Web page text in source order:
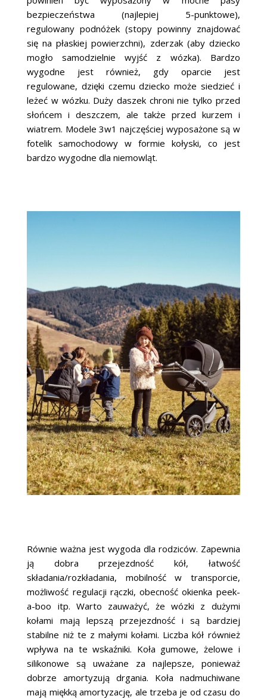
bezpieczeństwa (najlepiej 5-punktowe),
regulowany podnóżek (stopy powinny znajdować
się na płaskiej powierzchni), zderzak (aby dziecko
mogło samodzielnie wyjść z wózka). Bardzo
wygodne jest również, gdy oparcie jest
regulowane, dzięki czemu dziecko może siedzieć i
leżeć w wózku. Duży daszek chroni nie tylko przed
słońcem i deszczem, ale także przed kurzem i
wiatrem. Modele 3w1 najczęściej wyposażone są w
fotelik samochodowy w formie kołyski, co jest
bardzo wygodne dla niemowląt.
Równie ważna jest wygoda dla rodziców. Zapewnia
ją dobra przejezdność kół, łatwość
składania/rozkładania, mobilność w transporcie,
możliwość regulacji rączki, obecność okienka peek-
a-boo itp. Warto zauważyć, że wózki z dużymi
kołami mają lepszą przejezdność i są bardziej
stabilne niż te z małymi kołami. Liczba kół również
wpływa na te wskaźniki. Koła gumowe, żelowe i
silikonowe są uważane za najlepsze, ponieważ
dobrze amortyzują drgania. Koła nadmuchiwane
mają miękką amortyzację, ale trzeba je od czasu do